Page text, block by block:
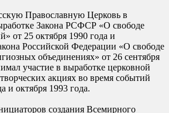
Православную Церковь в
Закона РСФСР «О свободе
от 25 октября 1990 года и
Российской Федерации «О свободе
объединениях» от 26 сентября
участие в выработке церковной
акциях во время событий
и октября 1993 года.
создания Всемирного